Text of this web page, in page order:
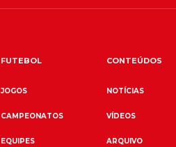
FUTEBOL
JOGOS
CAMPEONATOS
EQUIPES
CONTEÚDOS
NOTÍCIAS
VÍDEOS
ARQUIVO